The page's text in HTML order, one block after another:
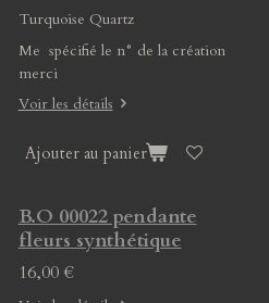
Turquoise Quartz
Me spécifié le n° de la création
merci
Voir les détails
Ajouter au panier
B.O 00022 pendante
fleurs synthétique
16,00 €